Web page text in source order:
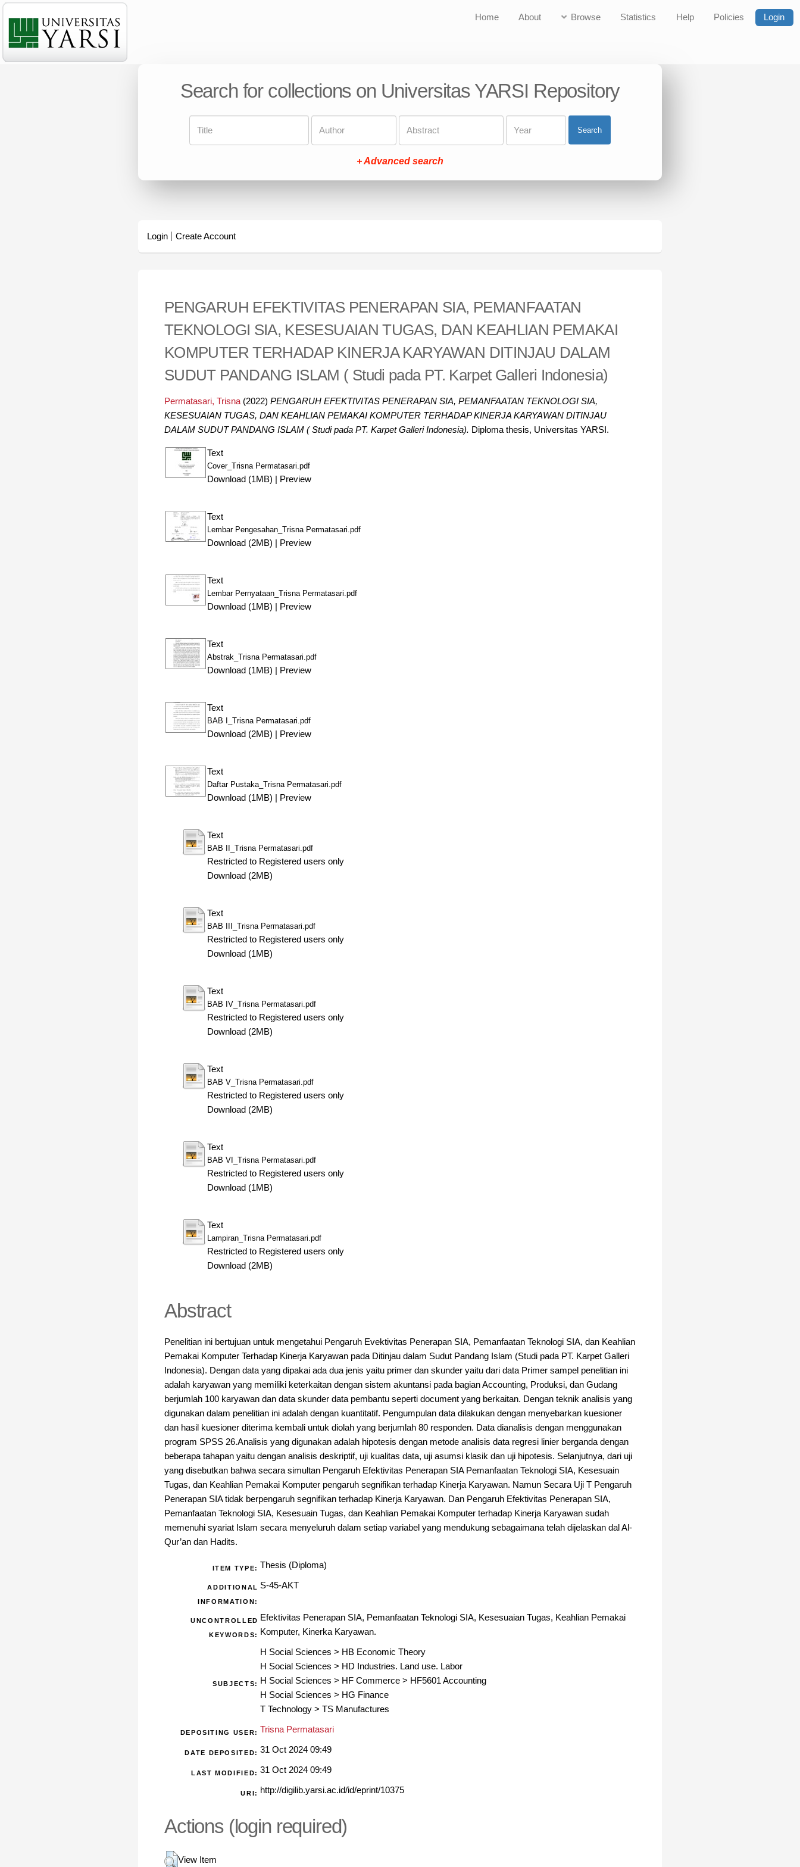
Home About Browse Statistics Help Policies Login
Search for collections on Universitas YARSI Repository
Search
+ Advanced search
Login Create Account
PENGARUH EFEKTIVITAS PENERAPAN SIA, PEMANFAATAN
TEKNOLOGI SIA, KESESUAIAN TUGAS, DAN KEAHLIAN PEMAKAI
KOMPUTER TERHADAP KINERJA KARYAWAN DITINJAU DALAM
SUDUT PANDANG ISLAM ( Studi pada PT. Karpet Galleri Indonesia)
Permatasari, Trisna (2022) PENGARUH EFEKTIVITAS PENERAPAN SIA, PEMANFAATAN TEKNOLOGI SIA,
KESESUAIAN TUGAS, DAN KEAHLIAN PEMAKAI KOMPUTER TERHADAP KINERJA KARYAWAN DITINJAU
DALAM SUDUT PANDANG ISLAM ( Studi pada PT. Karpet Galleri Indonesia). Diploma thesis, Universitas YARSI.
Text
Cover_Trisna Permatasari.pdf
Download (1MB) Preview
Text
Lembar Pengesahan_Trisna Permatasari.pdf
Download (2MB) Preview
Text
Lembar Pernyataan_Trisna Permatasari.pdf
Download (1MB) Preview
Text
Abstrak_Trisna Permatasari.pdf
Download (1MB) Preview
Text
BAB I_Trisna Permatasari.pdf
Download (2MB) Preview
Text
Daftar Pustaka_Trisna Permatasari.pdf
Download (1MB) Preview
Text
BAB II_Trisna Permatasari.pdf
Restricted to Registered users only
Download (2MB)
Text
BAB III_Trisna Permatasari.pdf
Restricted to Registered users only
Download (1MB)
Text
BAB IV_Trisna Permatasari.pdf
Restricted to Registered users only
Download (2MB)
Text
BAB V_Trisna Permatasari.pdf
Restricted to Registered users only
Download (2MB)
Text
BAB VI_Trisna Permatasari.pdf
Restricted to Registered users only
Download (1MB)
Text
Lampiran_Trisna Permatasari.pdf
Restricted to Registered users only
Download (2MB)
Abstract
Penelitian ini bertujuan untuk mengetahui Pengaruh Evektivitas Penerapan SIA, Pemanfaatan Teknologi SIA, dan Keahlian
Pemakai Komputer Terhadap Kinerja Karyawan pada Ditinjau dalam Sudut Pandang Islam (Studi pada PT. Karpet Galleri
Indonesia). Dengan data yang dipakai ada dua jenis yaitu primer dan skunder yaitu dari data Primer sampel penelitian ini
adalah karyawan yang memiliki keterkaitan dengan sistem akuntansi pada bagian Accounting, Produksi, dan Gudang
berjumlah 100 karyawan dan data skunder data pembantu seperti document yang berkaitan. Dengan teknik analisis yang
digunakan dalam penelitian ini adalah dengan kuantitatif. Pengumpulan data dilakukan dengan menyebarkan kuesioner
dan hasil kuesioner diterima kembali untuk diolah yang berjumlah 80 responden. Data dianalisis dengan menggunakan
program SPSS 26.Analisis yang digunakan adalah hipotesis dengan metode analisis data regresi linier berganda dengan
beberapa tahapan yaitu dengan analisis deskriptif, uji kualitas data, uji asumsi klasik dan uji hipotesis. Selanjutnya, dari uji
yang disebutkan bahwa secara simultan Pengaruh Efektivitas Penerapan SIA Pemanfaatan Teknologi SIA, Kesesuain
Tugas, dan Keahlian Pemakai Komputer pengaruh segnifikan terhadap Kinerja Karyawan. Namun Secara Uji T Pengaruh
Penerapan SIA tidak berpengaruh segnifikan terhadap Kinerja Karyawan. Dan Pengaruh Efektivitas Penerapan SIA,
Pemanfaatan Teknologi SIA, Kesesuain Tugas, dan Keahlian Pemakai Komputer terhadap Kinerja Karyawan sudah
memenuhi syariat Islam secara menyeluruh dalam setiap variabel yang mendukung sebagaimana telah dijelaskan dal Al-
Qur’an dan Hadits.
ITEM TYPE: Thesis (Diploma)
ADDITIONAL
INFORMATION:
S-45-AKT
UNCONTROLLED
KEYWORDS:
Efektivitas Penerapan SIA, Pemanfaatan Teknologi SIA, Kesesuaian Tugas, Keahlian Pemakai
Komputer, Kinerka Karyawan.
SUBJECTS:
H Social Sciences > HB Economic Theory
H Social Sciences > HD Industries. Land use. Labor
H Social Sciences > HF Commerce > HF5601 Accounting
H Social Sciences > HG Finance
T Technology > TS Manufactures
DEPOSITING USER: Trisna Permatasari
DATE DEPOSITED: 31 Oct 2024 09:49
LAST MODIFIED: 31 Oct 2024 09:49
URI: http://digilib.yarsi.ac.id/id/eprint/10375
Actions (login required)
View Item